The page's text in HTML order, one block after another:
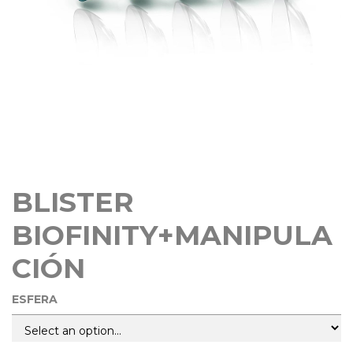
BLISTER
BIOFINITY+MANIPULA
CIÓN
ESFERA